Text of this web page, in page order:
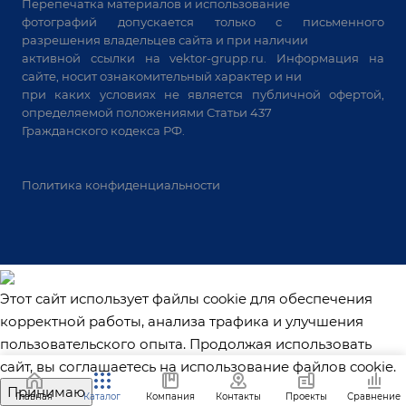
Системы аспирации
Станки лазерной резки
Решения для учебных заведений
Перепечатка материалов и использование
фотографий допускается только с письменного
разрешения владельцев сайта и при наличии
активной ссылки наvektor-grupp.ru . Информация на
сайте, носит ознакомительный характер и ни
при каких условиях не является публичной офертой,
определяемой положениями Статьи 437
Гражданского кодекса РФ.
Политика конфиденциальности
Главная Каталог Компания Контакты Проекты Сравнение
Этот сайт использует файлы cookie для обеспечения
корректной работы, анализа трафика и улучшения
пользовательского опыта. Продолжая использовать
сайт, вы соглашаетесь на использование файлов cookie.
Принимаю